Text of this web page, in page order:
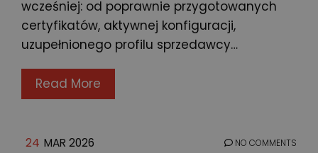
wcześniej: od poprawnie przygotowanych
certyfikatów, aktywnej konfiguracji,
uzupełnionego profilu sprzedawcy…
Read More
24 MAR 2026 NO COMMENTS